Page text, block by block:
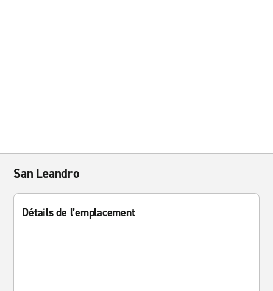
San Leandro
Détails de l’emplacement